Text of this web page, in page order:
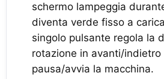
schermo lampeggia
diventa verde fisso a
singolo pulsante regola la
rotazione in avanti/indietro
pausa/avvia la macchina.